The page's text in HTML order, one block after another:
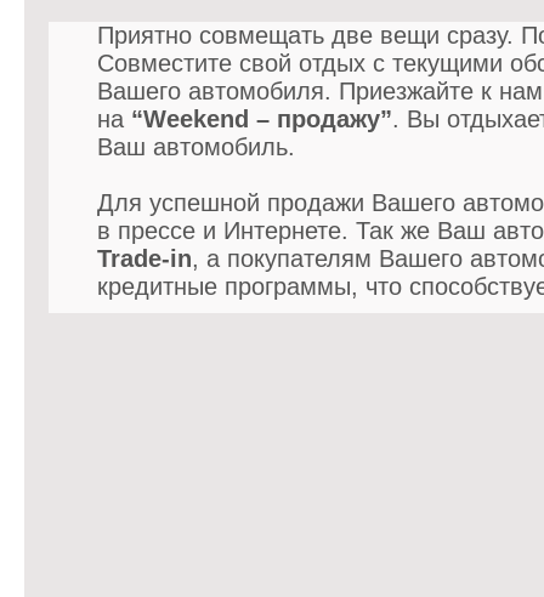
Приятно совмещать две вещи сразу.
Совместите свой отдых с текущими
Вашего автомобиля. Приезжайте к
на “Weekend – продажу”. Вы
Ваш автомобиль.
Для успешной продажи Вашего
в прессе и Интернете. Так же Ваш
Trade-in, а покупателям Вашего
кредитные программы, что